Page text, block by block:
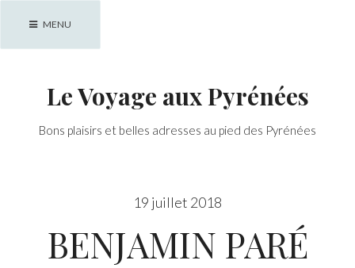
MENU
Le Voyage aux Pyrénées
Bons plaisirs et belles adresses au pied des Pyrénées
19 juillet 2018
BENJAMIN PARÉ